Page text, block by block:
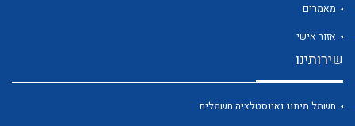
מאמרים
אזור אישי
שירותינו
חשמל מיתוג ואינסטלציה חשמלית